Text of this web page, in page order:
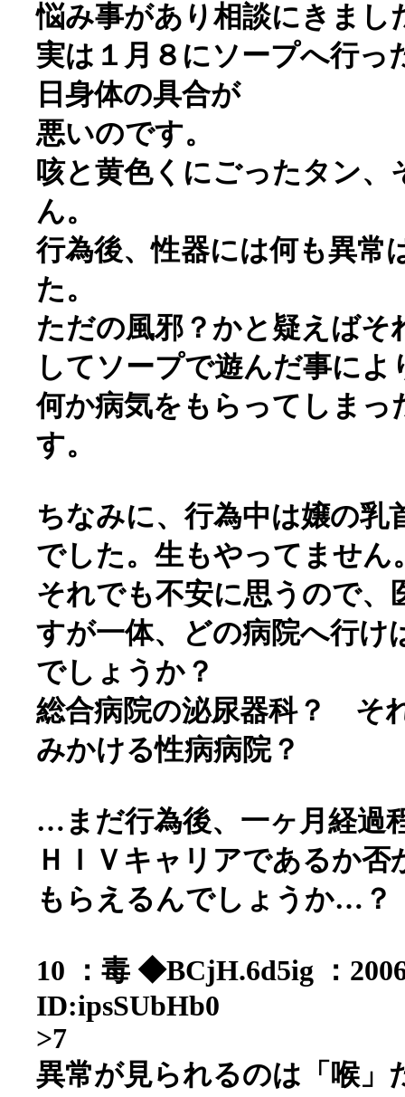
悩み事があり相談にきまし
実は１月８にソープへ行
日身体の具合が
悪いのです。
咳と黄色くにごったタン
ん。
行為後、性器には何も異常
た。
ただの風邪？かと疑えば
してソープで遊んだ事によ
何か病気をもらってしま
す。
ちなみに、行為中は嬢の乳
でした。生もやってません
それでも不安に思うので
すが一体、どの病院へ行け
でしょうか？
総合病院の泌尿器科？ そ
みかける性病病院？
…まだ行為後、一ヶ月経過
ＨＩＶキャリアであるか否
もらえるんでしょうか…？
10 ： 毒 ◆BCjH.6d5ig
：
ID:ipsSUbHb0
>7
異常が見られるのは「喉」